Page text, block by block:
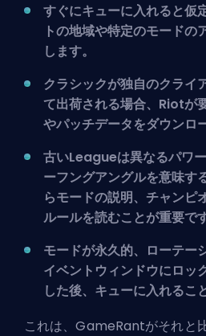
すぐにキューに入れると仮
トの地域や特定のモードの
します。
クラシックが独自のクライ
て出荷される場合、Riotが
やパッチデータをダウンロ
古いLeagueは異なるパワ
ーフングアングルを意味す
らモードの説明、チャンピ
ルールを読むことが重要です
モードが永久的、ローテー
イベントウィンドウにロッ
した後、キューに入れるこ
これは、GameRantがそれと